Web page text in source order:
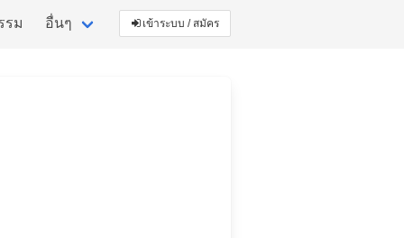
รม อื่นๆ เข้าระบบ / สมัคร